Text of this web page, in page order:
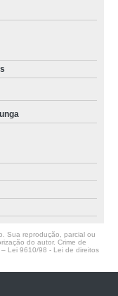
Sua reprodução, parcial ou
do autor. Crime de
– Lei 9610/98 - Lei de direitos